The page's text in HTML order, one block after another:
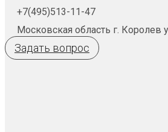
+7(495)513-11-47
Московская область г. Королев
Задать вопрос